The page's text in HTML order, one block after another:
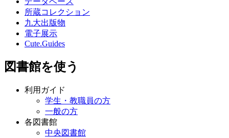
所蔵コレクション
九大出版物
電子展示
Cute.Guides
図書館を使う
利用ガイド
学生・教職員の方
一般の方
各図書館
中央図書館